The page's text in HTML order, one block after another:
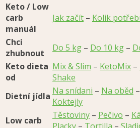
Keto / Low
carb
manuál
Jak začít – Kolik
Chci
zhubnout
Do 5 kg – Do 10 kg –
Keto dieta
od
Mix & Slim – KetoMix –
Shake
Dietní jídla Na snídani – Na oběd –
Koktejly
Low carb
Těstoviny – Pečivo –